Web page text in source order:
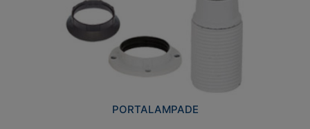
PORTALAMPADE